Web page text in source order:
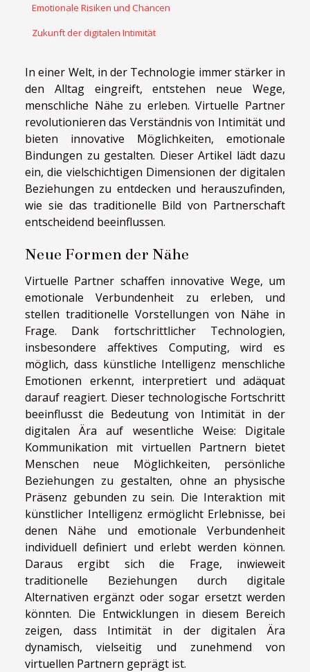
Emotionale Risiken und Chancen
Zukunft der digitalen Intimität
In einer Welt, in der Technologie immer stärker in
den Alltag eingreift, entstehen neue Wege,
menschliche Nähe zu erleben. Virtuelle Partner
revolutionieren das Verständnis von Intimität und
bieten innovative Möglichkeiten, emotionale
Bindungen zu gestalten. Dieser Artikel lädt dazu
ein, die vielschichtigen Dimensionen der digitalen
Beziehungen zu entdecken und herauszufinden,
wie sie das traditionelle Bild von Partnerschaft
entscheidend beeinflussen.
Neue Formen der Nähe
Virtuelle Partner schaffen innovative Wege, um
emotionale Verbundenheit zu erleben, und
stellen traditionelle Vorstellungen von Nähe in
Frage. Dank fortschrittlicher Technologien,
insbesondere affektives Computing, wird es
möglich, dass künstliche Intelligenz menschliche
Emotionen erkennt, interpretiert und adäquat
darauf reagiert. Dieser technologische Fortschritt
beeinflusst die Bedeutung von Intimität in der
digitalen Ära auf wesentliche Weise: Digitale
Kommunikation mit virtuellen Partnern bietet
Menschen neue Möglichkeiten, persönliche
Beziehungen zu gestalten, ohne an physische
Präsenz gebunden zu sein. Die Interaktion mit
künstlicher Intelligenz ermöglicht Erlebnisse, bei
denen Nähe und emotionale Verbundenheit
individuell definiert und erlebt werden können.
Daraus ergibt sich die Frage, inwieweit
traditionelle Beziehungen durch digitale
Alternativen ergänzt oder sogar ersetzt werden
könnten. Die Entwicklungen in diesem Bereich
zeigen, dass Intimität in der digitalen Ära
dynamisch, vielseitig und zunehmend von
virtuellen Partnern geprägt ist.